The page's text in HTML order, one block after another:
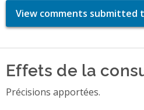
View comments
Effets de la
Précisions apportées.